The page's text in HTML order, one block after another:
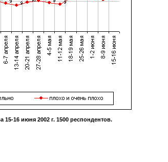
15-16 июня 2002 г. 1500 респондентов.